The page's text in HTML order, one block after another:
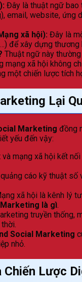
Đây là thuật ngữ bao
email, website, ứng
xã hội): Đây là
để xây dựng
Thuật ngữ này
mạng xã hội không
một chiến lược tích
Lại
Marketing đồng
yếu đến vậy:
và mạng xã hội kết
cáo kỹ thuật số
xã hội là kênh lý
là gì.
truyền thống,
Social Marketing
nhỏ.
Chiến Lược